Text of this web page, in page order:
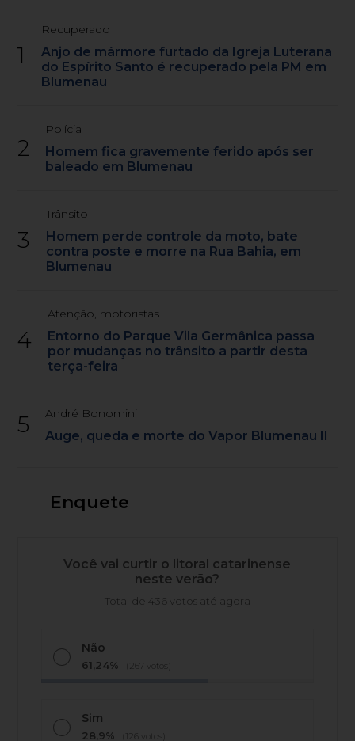
1
Recuperado
Anjo de mármore furtado da Igreja Luterana
do Espírito Santo é recuperado pela PM em
Blumenau
2
Polícia
Homem fica gravemente ferido após ser
baleado em Blumenau
3
Trânsito
Homem perde controle da moto, bate
contra poste e morre na Rua Bahia, em
Blumenau
4
Atenção, motoristas
Entorno do Parque Vila Germânica passa
por mudanças no trânsito a partir desta
terça-feira
5 André Bonomini
Auge, queda e morte do Vapor Blumenau II
Enquete
Você vai curtir o litoral catarinense
neste verão?
Total de 436 votos até agora
Não
61,24% (267 votos)
Sim
28,9% (126 votos)